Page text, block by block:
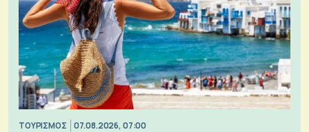
ΤΟΥΡΙΣΜΟΣ 07.08.2026, 07:00